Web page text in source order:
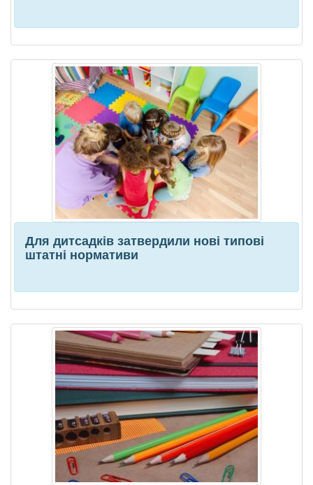
Для дитсадків затвердили нові типові
штатні нормативи